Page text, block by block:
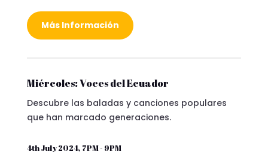
Más Información
Miércoles: Voces del Ecuador
Descubre las baladas y canciones populares
que han marcado generaciones.
4th July 2024, 7PM - 9PM